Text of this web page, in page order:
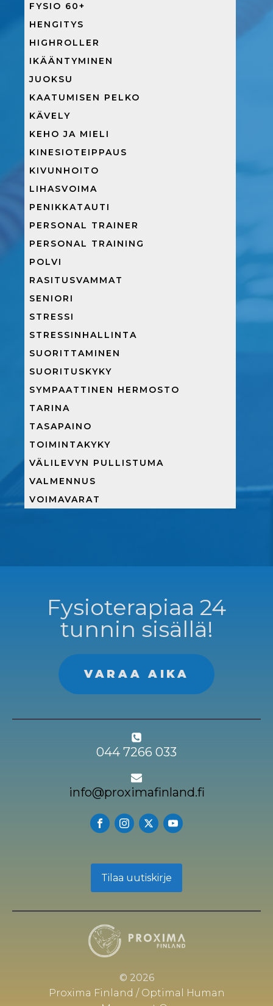
FYSIO 60+
HENGITYS
HIGHROLLER
IKÄÄNTYMINEN
JUOKSU
KAATUMISEN PELKO
KÄVELY
KEHO JA MIELI
KINESIOTEIPPAUS
KIVUNHOITO
LIHASVOIMA
PENIKKATAUTI
PERSONAL TRAINER
PERSONAL TRAINING
POLVI
RASITUSVAMMAT
SENIORI
STRESSI
STRESSINHALLINTA
SUORITTAMINEN
SUORITUSKYKY
SYMPAATTINEN HERMOSTO
TARINA
TASAPAINO
TOIMINTAKYKY
VÄLILEVYN PULLISTUMA
VALMENNUS
VOIMAVARAT
Fysioterapiaa 24
tunnin sisällä!
VARAA AIKA
044 7266 033
info@proximafinland.fi
Tilaa uutiskirje
© 2026
Proxima Finland / Optimal Human